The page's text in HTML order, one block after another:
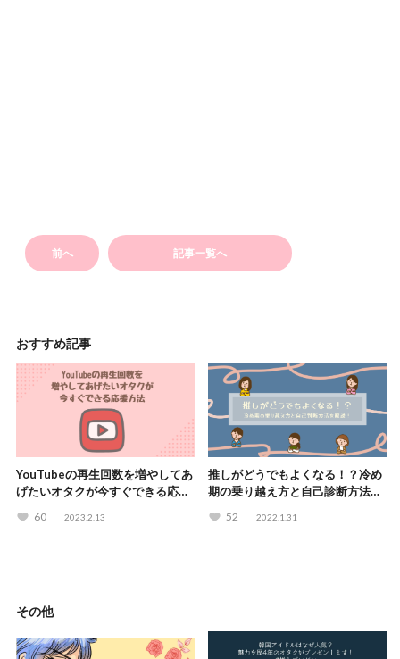
前へ 記事一覧へ
おすすめ記事
YouTubeの再生回数を増やしてあ
げたいオタクが今すぐできる応援
60 2023.2.13
推しがどうでもよくなる！？冷め
期の乗り越え方と自己診断方法を
52 2022.1.31
その他